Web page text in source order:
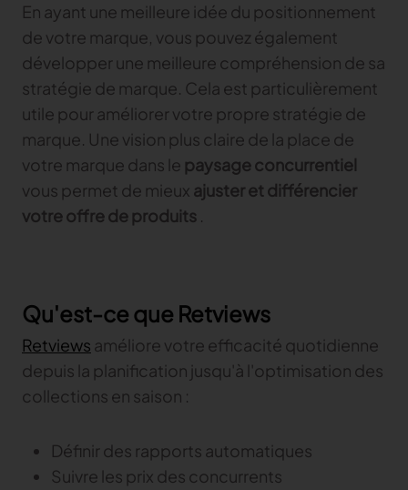
En ayant une meilleure idée du positionnement
de votre marque, vous pouvez également
développer une meilleure compréhension de sa
stratégie de marque. Cela est particulièrement
utile pour améliorer votre propre stratégie de
marque. Une vision plus claire de la place de
votre marque dans le paysage concurrentiel
vous permet de mieux ajuster et différencier
votre offre de produits .
Qu'est-ce que Retviews
Retviews améliore votre efficacité quotidienne
depuis la planification jusqu'à l'optimisation des
collections en saison :
Définir des rapports automatiques
Suivre les prix des concurrents